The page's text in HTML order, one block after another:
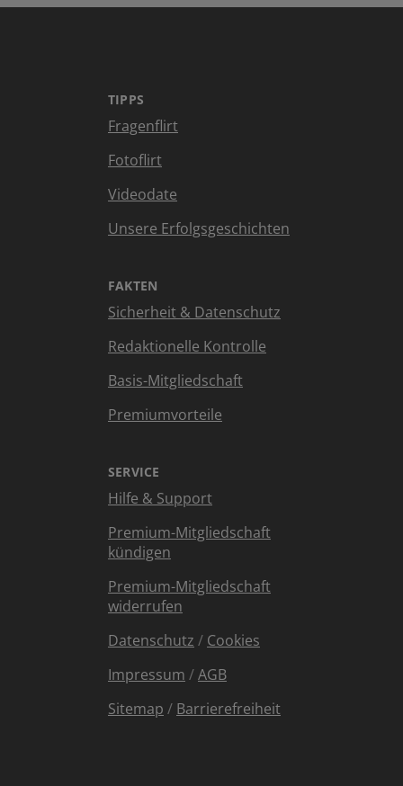
TIPPS
Fragenflirt
Fotoflirt
Videodate
Unsere Erfolgsgeschichten
FAKTEN
Sicherheit & Datenschutz
Redaktionelle Kontrolle
Basis-Mitgliedschaft
Premiumvorteile
SERVICE
Hilfe & Support
Premium-Mitgliedschaft
kündigen
Premium-Mitgliedschaft
widerrufen
Datenschutz / Cookies
Impressum /AGB
Sitemap / Barrierefreiheit